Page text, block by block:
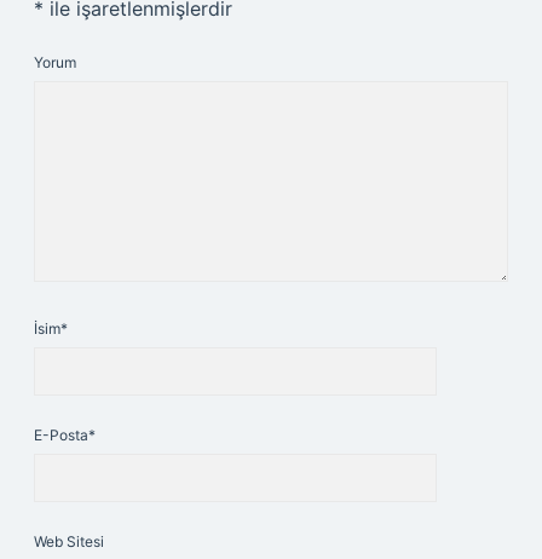
* ile işaretlenmişlerdir
Yorum
İsim*
E-Posta*
Web Sitesi